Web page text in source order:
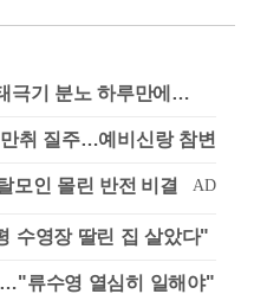
극기 분노 하루만에…
취 질주…예비신랑 참변
수영장 딸린 집 살았다"
류수영 열심히 일해야"